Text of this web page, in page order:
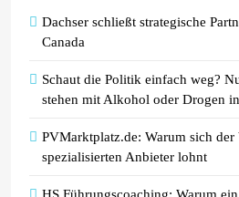
Dachser schließt strategische
Canada
Schaut die Politik einfach weg?
stehen mit Alkohol oder Drogen
PVMarktplatz.de: Warum sich der
spezialisierten Anbieter lohnt